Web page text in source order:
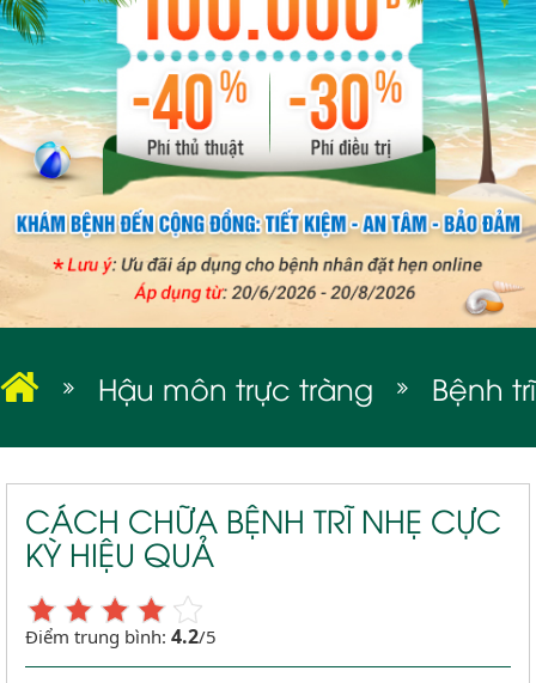
Hậu môn trực tràng Bệnh trĩ
CÁCH CHỮA BỆNH TRĨ NHẸ CỰC
KỲ HIỆU QUẢ
Điểm trung bình: 4.2/5